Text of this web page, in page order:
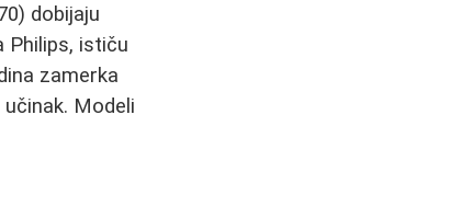
dobijaju
Philips, ističu
zamerka
Modeli